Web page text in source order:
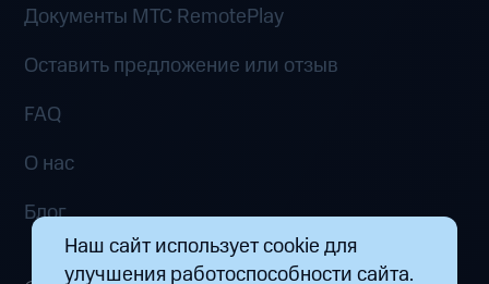
Наш сайт использует cookie для
улучшения работоспособности сайта.
Документы MTC RemotePlay
Оставить предложение или отзыв
FAQ
О нас
Блог